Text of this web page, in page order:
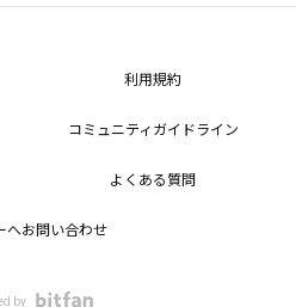
利用規約
コミュニティガイドライン
よくある質問
へお問い合わせ
by